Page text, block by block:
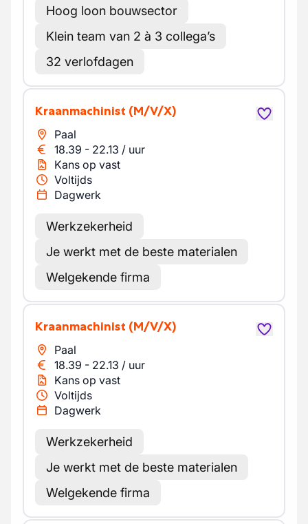
Hoog loon bouwsector
Klein team van 2 à 3 collega’s
32 verlofdagen
Kraanmachinist (M/V/X)
Paal
18.39 - 22.13 / uur
Kans op vast
Voltijds
Dagwerk
Werkzekerheid
Je werkt met de beste materialen
Welgekende firma
Kraanmachinist (M/V/X)
Paal
18.39 - 22.13 / uur
Kans op vast
Voltijds
Dagwerk
Werkzekerheid
Je werkt met de beste materialen
Welgekende firma